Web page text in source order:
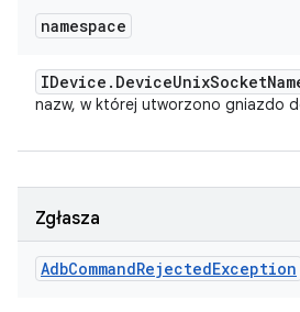
namespace
IDevice . DeviceUnixSocket
nazw, w której utworzono gniazdo
Zgłasza
AdbCommandRejectedException